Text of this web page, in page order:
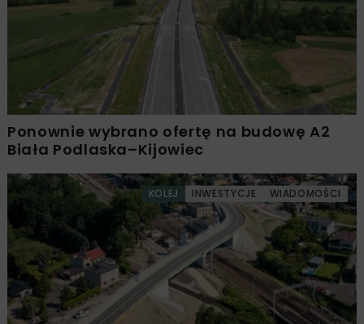
Ponownie wybrano ofertę na budowę A2
Biała Podlaska–Kijowiec
KOLEJ INWESTYCJE WIADOMOŚCI